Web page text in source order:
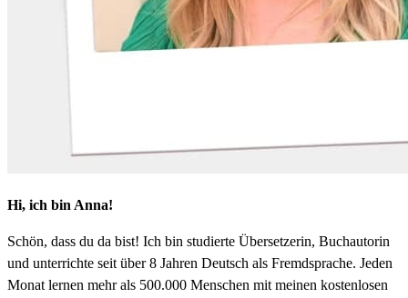
Hi, ich bin Anna!
Schön, dass du da bist! Ich bin studierte Übersetzerin, Buchautorin
und unterrichte seit über 8 Jahren Deutsch als Fremdsprache. Jeden
Monat lernen mehr als 500.000 Menschen mit meinen kostenlosen